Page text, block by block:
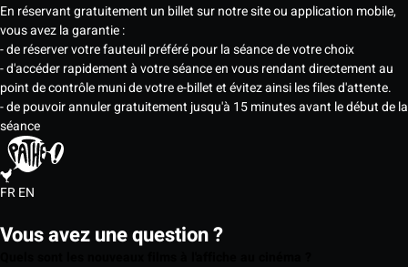
En réservant gratuitement un billet sur notre site ou application mobile,
vous avez la garantie :
- de réserver votre fauteuil préféré pour la séance de votre choix
- d'accéder rapidement à votre séance en vous rendant directement au
point de contrôle muni de votre e-billet et évitez ainsi les files d'attente.
- de pouvoir annuler gratuitement jusqu'à 15 minutes avant le début de la
séance
FREN
Vous avez une question ?